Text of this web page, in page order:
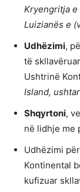
Kryengritja e
Luizianës e
Udhëzimi,
të
Ushtrinë
Island,
Shqyrtoni,
në lidhje me
Udhëzimi
Kontinental
kufizuar